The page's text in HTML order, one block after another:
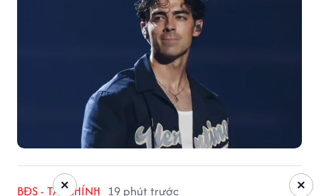
BĐS - TÀI CHÍNH 19 phút trước ×
×